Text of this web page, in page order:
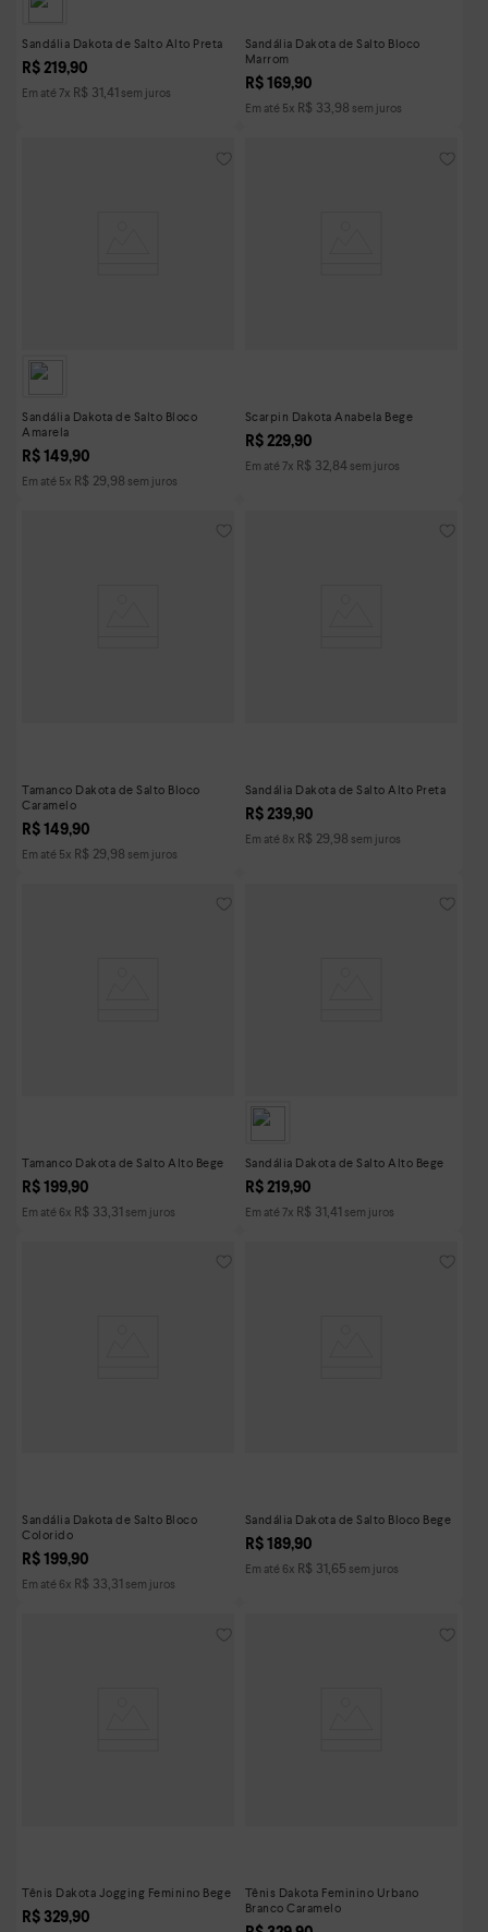
Sandália Dakota de Salto Alto Preta
R$ 219,90
Em até 7x R$ 31,41 sem juros
Sandália Dakota de Salto Bloco
Marrom
R$ 169,90
Em até 5x R$ 33,98 sem juros
Sandália Dakota de Salto Bloco
Amarela
R$ 149,90
Em até 5x R$ 29,98 sem juros
Scarpin Dakota Anabela Bege
R$ 229,90
Em até 7x R$ 32,84sem juros
Tamanco Dakota de Salto Bloco
Caramelo
R$ 149,90
Em até 5x R$ 29,98 sem juros
Sandália Dakota de Salto Alto Preta
R$ 239,90
Em até 8x R$ 29,98 sem juros
Tamanco Dakota de Salto Alto Bege
R$ 199,90
Em até 6x R$ 33,31 sem juros
Sandália Dakota de Salto Alto Bege
R$ 219,90
Em até 7x R$ 31,41 sem juros
Sandália Dakota de Salto Bloco
Colorido
R$ 199,90
Em até 6x R$ 33,31 sem juros
Sandália Dakota de Salto Bloco Bege
R$ 189,90
Em até 6x R$ 31,65 sem juros
Tênis Dakota Jogging Feminino Bege
R$ 329,90
Tênis Dakota Feminino Urbano
Branco Caramelo